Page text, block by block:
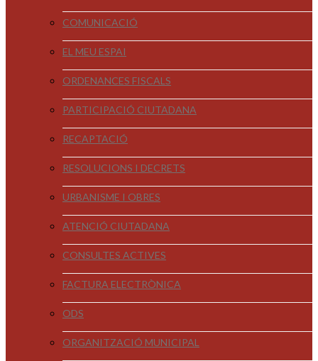
COMUNICACIÓ
EL MEU ESPAI
ORDENANCES FISCALS
PARTICIPACIÓ CIUTADANA
RECAPTACIÓ
RESOLUCIONS I DECRETS
URBANISME I OBRES
ATENCIÓ CIUTADANA
CONSULTES ACTIVES
FACTURA ELECTRÒNICA
ODS
ORGANITZACIÓ MUNICIPAL